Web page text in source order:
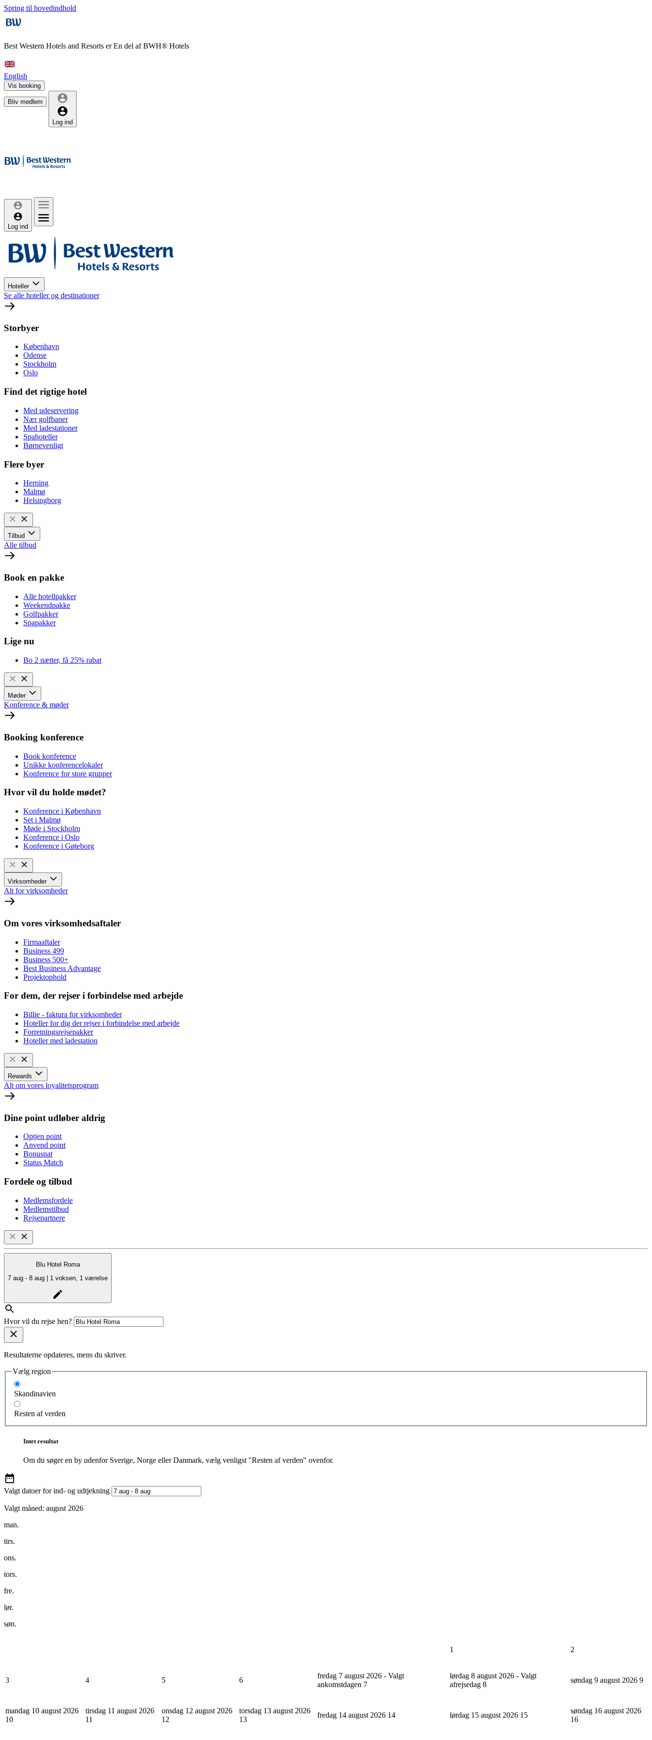
Spring til hovedindhold
Best Western Hotels and Resorts erEn del af BWH® Hotels
English
Vis booking
Bliv medlem
Log ind
Log ind
Hoteller
Se alle hoteller og destinationer
Storbyer
København
Odense
Stockholm
Oslo
Find det rigtige hotel
Med udeservering
Nær golfbaner
Med ladestationer
Spahoteller
Børnevenligt
Flere byer
Herning
Malmø
Helsingborg
Tilbud
Alle tilbud
Book en pakke
Alle hotellpakker
Weekendpakke
Golfpakker
Spapakker
Lige nu
Bo 2 nætter, få 25% rabat
Møder
Konference & møder
Booking konference
Book konference
Unikke konferencelokaler
Konference for store grupper
Hvor vil du holde mødet?
Konference i København
Set i Malmø
Møde i Stockholm
Konference i Oslo
Konference i Gøteborg
Virksomheder
Alt for virksomheder
Om vores virksomhedsaftaler
Firmaaftaler
Business 499
Business 500+
Best Business Advantage
Projektophold
For dem, der rejser i forbindelse med arbejde
Billie - faktura for virksomheder
Hoteller for dig der rejser i forbindelse med arbejde
Forretningsrejsepakker
Hoteller med ladestation
Rewards
Alt om vores loyalitetsprogram
Dine point udløber aldrig
Optjen point
Anvend point
Bonusnat
Status Match
Fordele og tilbud
Medlemsfordele
Medlemstilbud
Rejsepartnere
Blu Hotel Roma
7 aug - 8 aug | 1 voksen, 1 værelse
Hvor vil du rejse hen?
Resultaterne opdateres, mens du skriver.
Vælg region
Skandinavien
Resten af verden
Intet resultat
Om du søger en by udenfor Sverige, Norge eller Danmark, vælg venligst "Resten af verden" ovenfor.
Valgt datoer for ind- og udtjekning
Valgt måned: august 2026
man.
tirs.
ons.
tors.
fre.
lør.
søn.
1 2
3 4 5 6
fredag 7 august 2026 - Valgt
ankomstdagen 7
lørdag 8 august 2026 - Valgt
afrejsedag 8
søndag 9 august 2026 9
mandag 10 august 2026
10
tirsdag 11 august 2026
11
onsdag 12 august 2026
12
torsdag 13 august 2026
13
fredag 14 august 2026 14 lørdag 15 august 2026 15
søndag 16 august 2026
16